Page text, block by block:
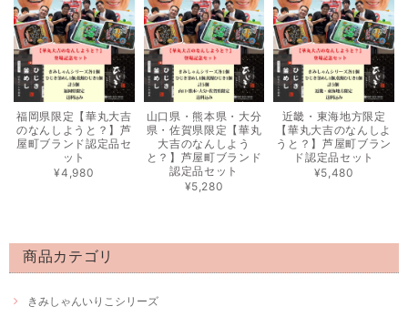
福岡県限定【華丸大吉
のなんしようと？】芦
屋町ブランド認定品セ
ット
¥4,980
山口県・熊本県・大分
県・佐賀県限定【華丸
大吉のなんしよう
と？】芦屋町ブランド
認定品セット
¥5,280
近畿・東海地方限定
【華丸大吉のなんしよ
うと？】芦屋町ブラン
ド認定品セット
¥5,480
商品カテゴリ
きみしゃんいりこシリーズ